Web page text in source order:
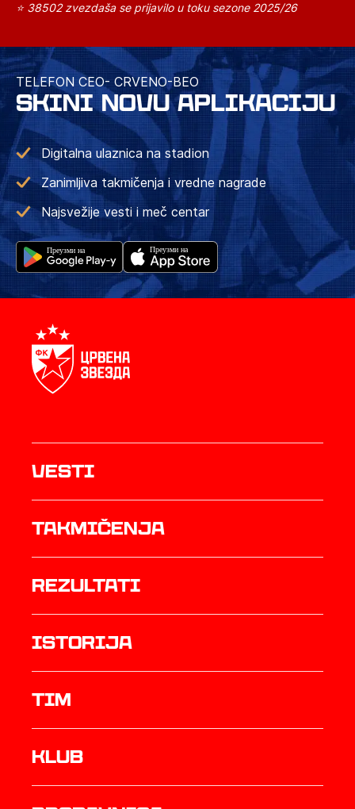
⭐ 38502 zvezdaša se prijavilo u toku sezone 2025/26
TELEFON CEO- CRVENO-BEO
SKINI NOVU APLIKACIJU
Digitalna ulaznica na stadion
Zanimljiva takmičenja i vredne nagrade
Najsvežije vesti i meč centar
Vesti
Takmičenja
rezultati
istorija
TIM
Klub